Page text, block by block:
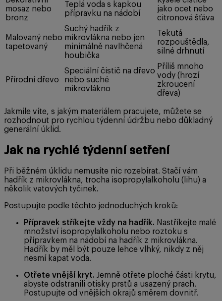
mosaz nebo
bronz
Teplá voda s kapkou
přípravku na nádobí
jako ocet nebo
citronová šťáva
Malovaný nebo
tapetovaný
Suchý hadřík z
mikrovlákna nebo jen
minimálně navlhčená
houbička
Tekutá
rozpouštědla,
silné drhnutí
Přírodní dřevo
Speciální čistič na dřevo
nebo suché
mikrovlákno
Příliš mnoho
vody (hrozí
zkroucení
dřeva)
Jakmile víte, s jakým materiálem pracujete, můžete se
rozhodnout pro rychlou týdenní údržbu nebo důkladný
generální úklid.
Jak na rychlé týdenní setření
Při běžném úklidu nemusíte nic rozebírat. Stačí vám
hadřík z mikrovlákna, trocha isopropylalkoholu (lihu) a
několik vatových tyčinek.
Postupujte podle těchto jednoduchých kroků:
Přípravek stříkejte vždy na hadřík. Nastříkejte malé
množství isopropylalkoholu nebo roztoku s
přípravkem na nádobí na hadřík z mikrovlákna.
Hadřík by měl být pouze lehce vlhký, nikdy z něj
nesmí kapat voda.
Otřete vnější kryt. Jemně otřete ploché části krytu,
abyste odstranili otisky prstů a usazený prach.
Postupujte od vnějších okrajů směrem dovnitř.